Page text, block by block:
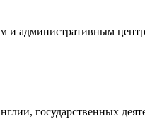
и административным
государственных